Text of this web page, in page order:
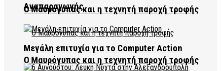
Αναπαραγωγής
Ο Μαυρόγυπας και η τεχνητή παροχή τροφής
Ο Μαυρόγυπας και η τεχνητή παροχή τροφής
Μεγάλη επιτυχία για το Computer Action